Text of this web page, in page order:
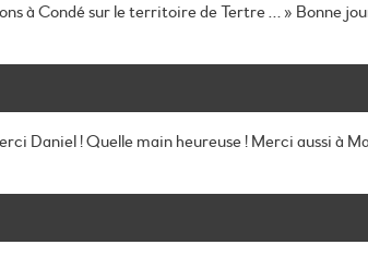
à Condé sur le territoire de Tertre … » Bonne
Daniel ! Quelle main heureuse ! Merci aussi à